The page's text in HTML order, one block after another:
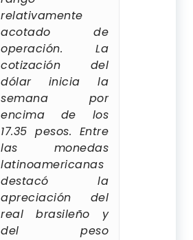
relativamente
acotado de
operación. La
cotización del
dólar inicia la
semana por
encima de los
17.35 pesos. Entre
las monedas
latinoamericanas
destacó la
apreciación del
real brasileño y
del peso